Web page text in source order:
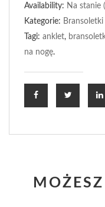
Availability: Na stanie
Kategorie:
Tagi: anklet,
na nogę.